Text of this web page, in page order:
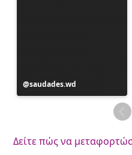
Η
ανάρτηση
saudades.wd
Δείτε πώς να